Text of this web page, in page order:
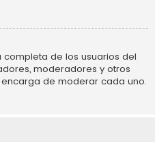
de los usuarios del
moderadores y otros
de moderar cada uno.